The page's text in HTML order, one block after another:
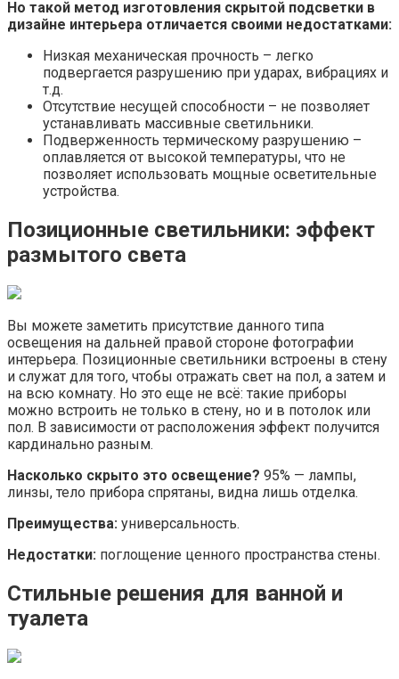
Но такой метод изготовления скрытой подсветки в
дизайне интерьера отличается своими недостатками:
Низкая механическая прочность – легко
подвергается разрушению при ударах, вибрациях и
т.д.
Отсутствие несущей способности – не позволяет
устанавливать массивные светильники.
Подверженность термическому разрушению –
оплавляется от высокой температуры, что не
позволяет использовать мощные осветительные
устройства.
Позиционные светильники: эффект
размытого света
Вы можете заметить присутствие данного типа
освещения на дальней правой стороне фотографии
интерьера. Позиционные светильники встроены в стену
и служат для того, чтобы отражать свет на пол, а затем и
на всю комнату. Но это еще не всё: такие приборы
можно встроить не только в стену, но и в потолок или
пол. В зависимости от расположения эффект получится
кардинально разным.
Насколько скрыто это освещение? 95% — лампы,
линзы, тело прибора спрятаны, видна лишь отделка.
Преимущества: универсальность.
Недостатки: поглощение ценного пространства стены.
Стильные решения для ванной и
туалета